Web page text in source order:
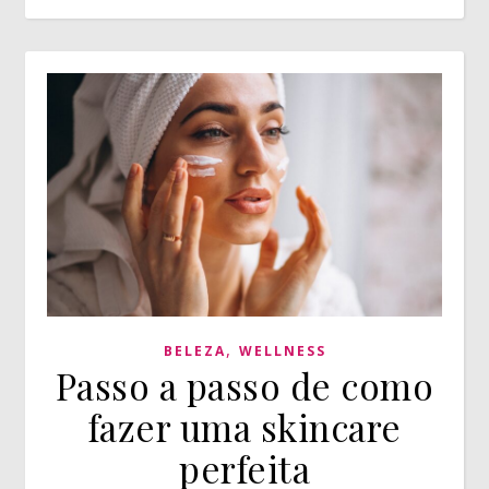
BELEZA, WELLNESS
Passo a passo de como
fazer uma skincare
perfeita